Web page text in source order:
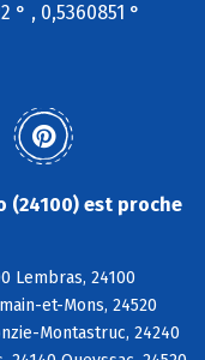
° , 0,5360851 °
(24100) est proche
Lembras, 24100
et-Mons, 24520
Montastruc, 24240